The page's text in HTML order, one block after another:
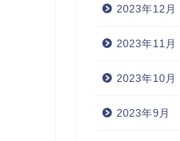
2023年12月
2023年11月
2023年10月
2023年9月